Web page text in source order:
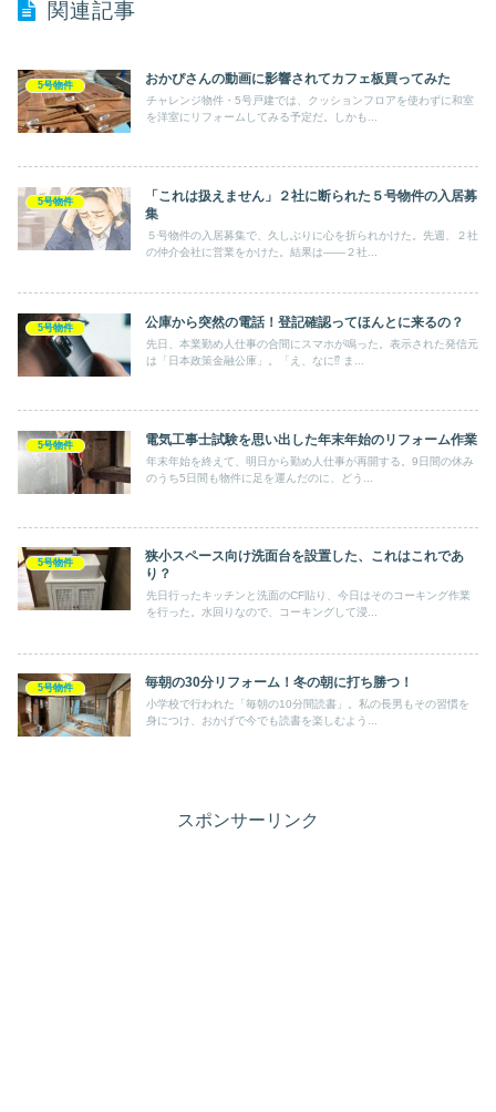
関連記事
5号物件 おかぴさんの動画に影響されてカフェ板買ってみた
チャレンジ物件・5号戸建では、クッションフロアを使わずに和室
を洋室にリフォームしてみる予定だ。しかも...
5号物件
「これは扱えません」２社に断られた５号物件の入居募
集
５号物件の入居募集で、久しぶりに心を折られかけた。先週、２社
の仲介会社に営業をかけた。結果は――２社...
5号物件 公庫から突然の電話！登記確認ってほんとに来るの？
先日、本業勤め人仕事の合間にスマホが鳴った。表示された発信元
は「日本政策金融公庫」。「え、なに⁉ ま...
5号物件 電気工事士試験を思い出した年末年始のリフォーム作業
年末年始を終えて、明日から勤め人仕事が再開する。9日間の休み
のうち5日間も物件に足を運んだのに、どう...
5号物件
狭小スペース向け洗面台を設置した、これはこれであ
り？
先日行ったキッチンと洗面のCF貼り、今日はそのコーキング作業
を行った。水回りなので、コーキングして浸...
5号物件 毎朝の30分リフォーム！冬の朝に打ち勝つ！
小学校で行われた「毎朝の10分間読書」。私の長男もその習慣を
身につけ、おかげで今でも読書を楽しむよう...
スポンサーリンク